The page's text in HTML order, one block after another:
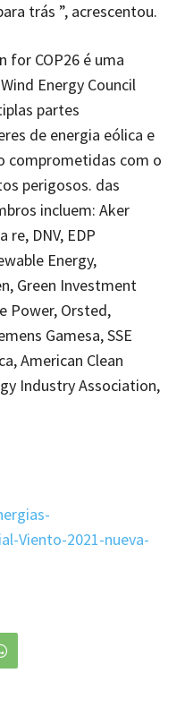
trás ”, acrescentou.
for COP26 é uma
Energy Council
partes
de energia eólica e
comprometidas com o
perigosos. das
incluem: Aker
re, DNV, EDP
Energy,
Green Investment
Power, Orsted,
Gamesa, SSE
American Clean
Industry Association,
Viento-2021-nueva-